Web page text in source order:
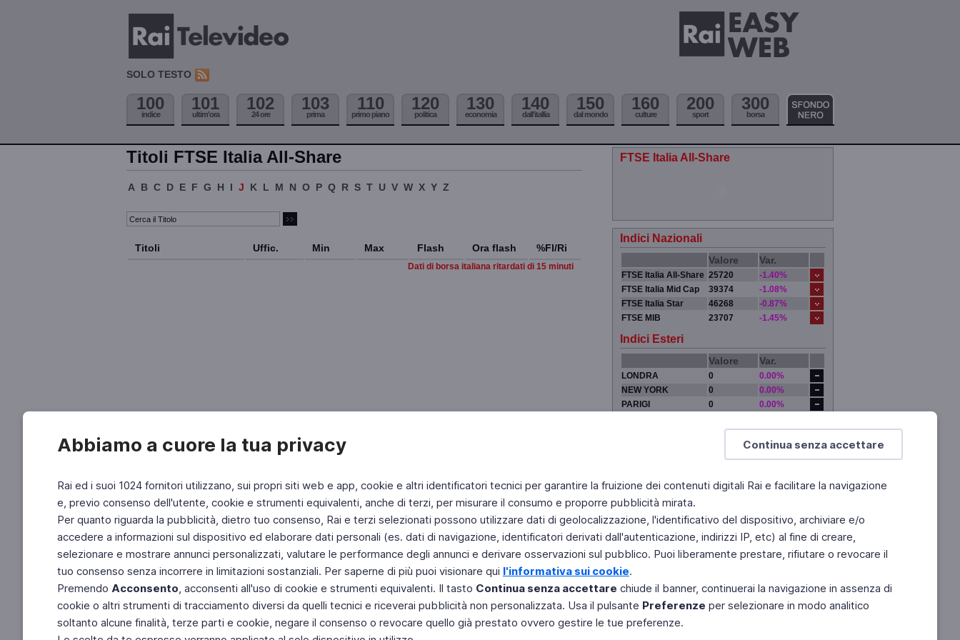
Continua senza accettare
Abbiamo a cuore la tua privacy
Rai ed i suoi 1024 fornitori utilizzano, sui propri siti web e app, cookie e altri identificatori tecnici per garantire la fruizione dei contenuti digitali Rai e facilitare la navigazione
e, previo consenso dell'utente, cookie e strumenti equivalenti, anche di terzi, per misurare il consumo e proporre pubblicità mirata.
Per quanto riguarda la pubblicità, dietro tuo consenso, Rai e terzi selezionati possono utilizzare dati di geolocalizzazione, l'identificativo del dispositivo, archiviare e/o
accedere a informazioni sul dispositivo ed elaborare dati personali (es. dati di navigazione, identificatori derivati dall'autenticazione, indirizzi IP, etc) al fine di creare,
selezionare e mostrare annunci personalizzati, valutare le performance degli annunci e derivare osservazioni sul pubblico. Puoi liberamente prestare, rifiutare o revocare il
tuo consenso senza incorrere in limitazioni sostanziali. Per saperne di più puoi visionare qui l'informativa sui cookie.
Premendo Acconsento, acconsenti all'uso di cookie e strumenti equivalenti. Il tasto Continua senza accettare chiude il banner, continuerai la navigazione in assenza di
cookie o altri strumenti di tracciamento diversi da quelli tecnici e riceverai pubblicità non personalizzata. Usa il pulsante Preferenze per selezionare in modo analitico
soltanto alcune finalità, terze parti e cookie, negare il consenso o revocare quello già prestato ovvero gestire le tue preferenze.
SOLO TESTO
100
indice
101
ultim'ora
102
24 ore
103
prima
110
primo piano
120
politica
130
economia
140
dall'itallia
150
dal mondo
160
culture
200
sport
300
borsa
Titoli FTSE Italia All-Share
A B C D E F G H I J K L M N O P Q R S T U V W X Y Z
Titoli Uffic. Min Max Flash Ora flash %Fl/Ri
Dati di borsa italiana ritardati di 15 minuti
FTSE Italia All-Share
Indici Nazionali
Valore Var.
FTSE Italia All-Share 25720
-1.40%
FTSE Italia Mid Cap
39374
-1.08%
FTSE Italia Star
46268
-0.87%
FTSE MIB
23707 -1.45%
Indici Esteri
Valore Var.
LONDRA 0
0.00%
NEW YORK
0
0.00%
PARIGI
0
0.00%
Fai di Televideo la tua Home Page Chi Siamo
Copyright © 2011 Rai - Tutti i diritti riservati
Engineered by RAI - Reti e Piattaforme